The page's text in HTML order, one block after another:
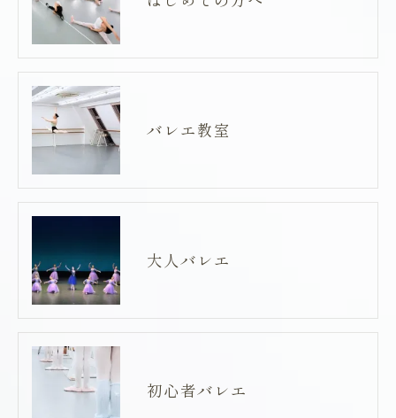
バレエ教室
大人バレエ
初心者バレエ